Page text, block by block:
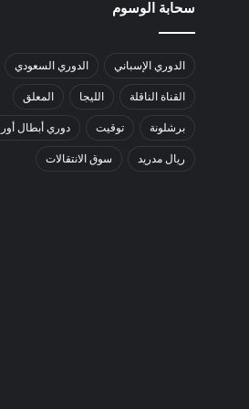
سحابة الوسوم
الدوري الإسباني الدوري السعودي
القناة الناقلة الليجا المعلق
برشلونة توقيت دوري أبطال
ريال مدريد سوق الانتقالات